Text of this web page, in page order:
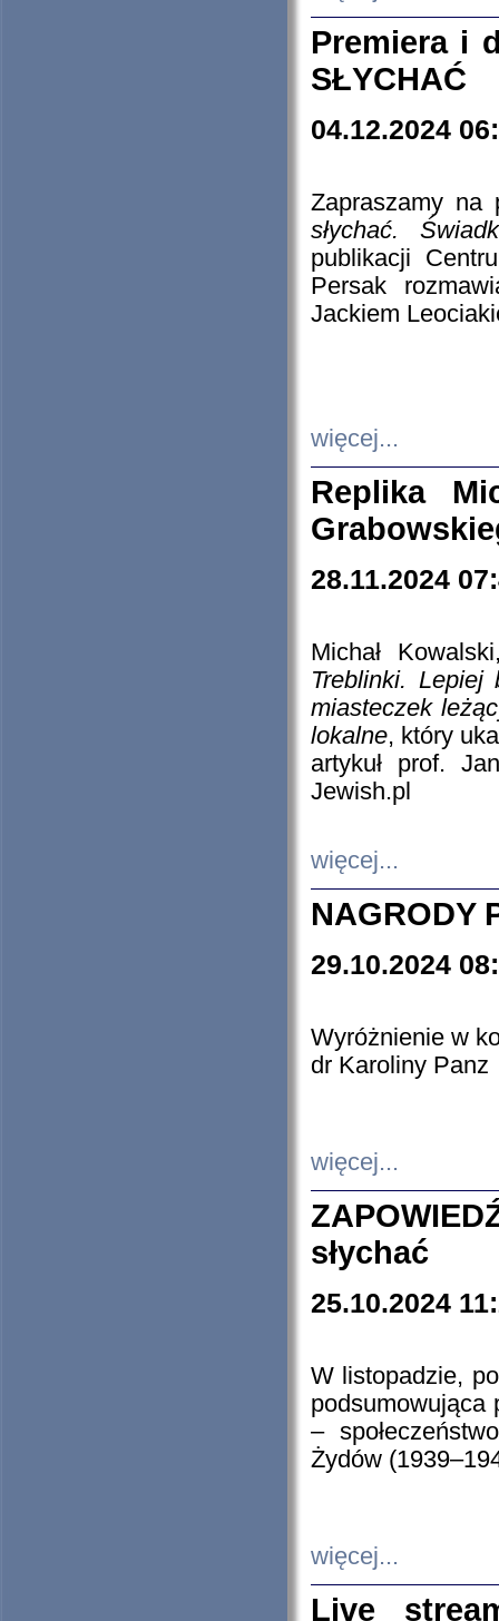
Premiera i
SŁYCHAĆ
04.12.2024
Zapraszamy
słychać.
publikacji
Persak
Jackiem
więcej...
Replika
28.11.2024
Michał
Treblinki. Lepiej
miasteczek
lokalne, który
artykuł prof.
Jewish.pl
więcej...
NAGRODY
29.10.2024
Wyróżnienie w
dr Karoliny Panz
więcej...
słychać
25.10.2024
W listopadzie,
podsumowująca
–
Żydów
więcej...
Live